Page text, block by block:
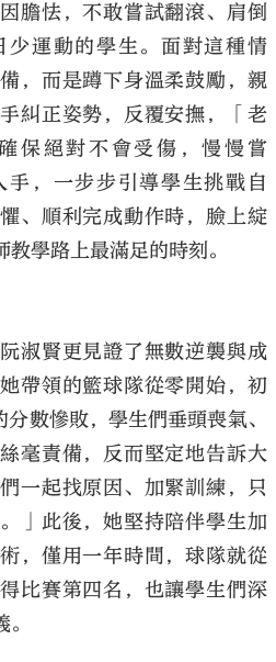
膽怯，不敢嘗試翻滾、肩倒
少運動的學生。面對這種情
，而是蹲下身溫柔鼓勵，親
糾正姿勢，反覆安撫，「老
保絕對不會受傷，慢慢嘗
，一步步引導學生挑戰自
、順利完成動作時，臉上綻
學路上最滿足的時刻。
淑賢更見證了無數逆襲與成
帶領的籃球隊從零開始，初
數慘敗，學生們垂頭喪氣、
毫責備，反而堅定地告訴大
一起找原因、加緊訓練，只
」此後，她堅持陪伴學生加
，僅用一年時間，球隊就從
比賽第四名，也讓學生們深